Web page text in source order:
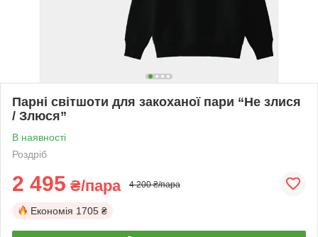
Парні світшоти для закоханої пари “Не злися
/ Злюся”
В наявності
Роздріб
2 495 ₴/пара 4 200 ₴/пара
Економія 1705 ₴